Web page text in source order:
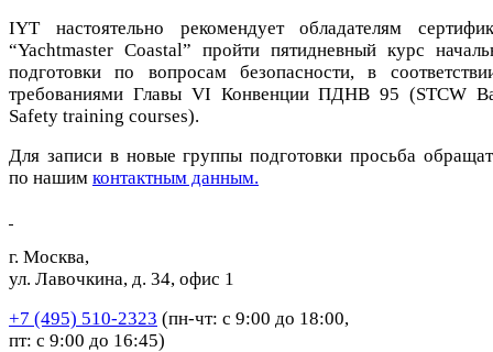
IYT настоятельно рекомендует обладателям
“Yachtmaster Coastal” пройти пятидневный курс
подготовки по вопросам безопасности, в
требованиями Главы VI Конвенции ПДНВ 95 (STCW
Safety training courses).
Для записи в новые группы подготовки просьба
по нашим контактным данным.
г. Москва,
ул. Лавочкина, д. 34, офис 1
+7 (495) 510-2323 (пн-чт: с 9:00 до 18:00,
пт: с 9:00 до 16:45)